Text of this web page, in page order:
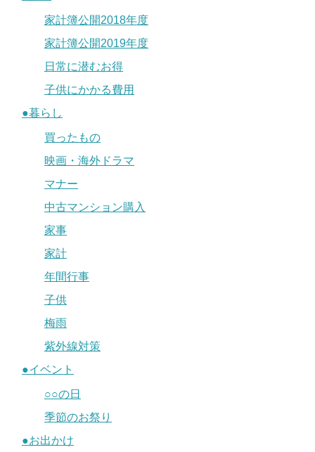
家計簿公開2018年度
家計簿公開2019年度
日常に潜むお得
子供にかかる費用
●暮らし
買ったもの
映画・海外ドラマ
マナー
中古マンション購入
家事
家計
年間行事
子供
梅雨
紫外線対策
●イベント
○○の日
季節のお祭り
●お出かけ